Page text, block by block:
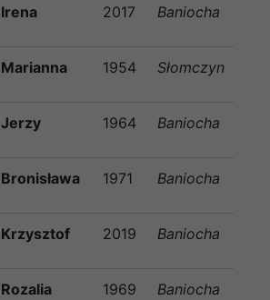
Irena 2017 Baniocha
Marianna 1954 Słomczyn
Jerzy 1964 Baniocha
Bronisława 1971 Baniocha
Krzysztof 2019 Baniocha
Rozalia 1969 Baniocha